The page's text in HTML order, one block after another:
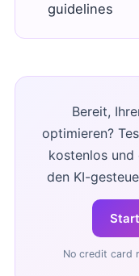
guidelines
Bereit,
optimieren?
kostenlos und
den KI-
No credit card